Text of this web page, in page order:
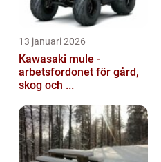
13 januari 2026
Kawasaki mule -
arbetsfordonet för gård,
skog och ...